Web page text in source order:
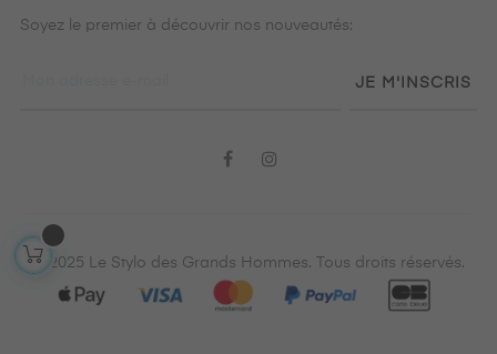
Soyez le premier à découvrir nos nouveautés:
JE M'INSCRIS
Facebook
© 2025 Le Stylo des Grands Hommes. Tous droits réservés.